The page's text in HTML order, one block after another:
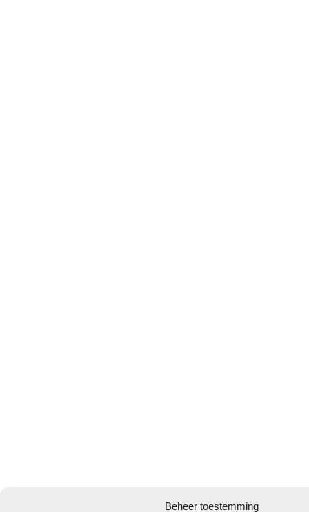
Beheer toestemming